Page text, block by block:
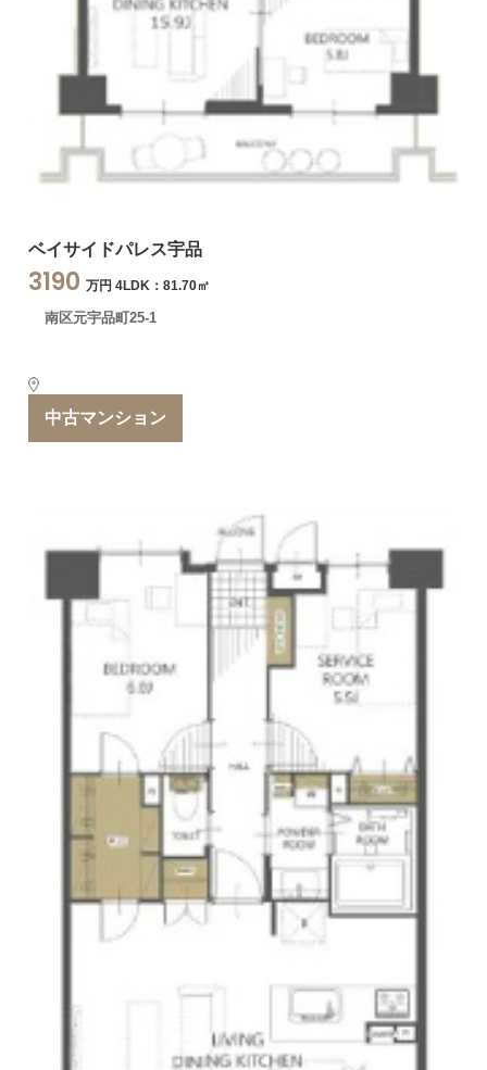
ベイサイドパレス宇品
3190 万円 4LDK：81.70㎡
南区元宇品町25-1
中古マンション